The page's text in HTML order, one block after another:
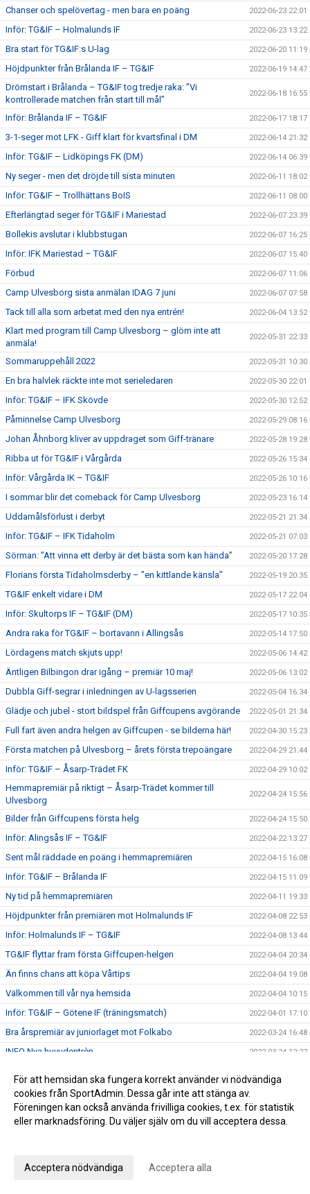
Chanser och spelövertag - men bara en poäng 2022-06-23 22:01
Inför: TG&IF – Holmalunds IF 2022-06-23 13:22
Bra start för TG&IF:s U-lag 2022-06-20 11:19
Höjdpunkter från Brålanda IF – TG&IF 2022-06-19 14:47
Drömstart i Brålanda – TG&IF tog tredje raka: ”Vi
kontrollerade matchen från start till mål”
2022-06-18 16:55
Inför: Brålanda IF – TG&IF 2022-06-17 18:17
3-1-seger mot LFK - Giff klart för kvartsfinal i DM 2022-06-14 21:32
Inför: TG&IF – Lidköpings FK (DM) 2022-06-14 06:39
Ny seger - men det dröjde till sista minuten 2022-06-11 18:02
Inför: TG&IF – Trollhättans BoIS 2022-06-11 08:00
Efterlängtad seger för TG&IF i Mariestad 2022-06-07 23:39
Bollekis avslutar i klubbstugan 2022-06-07 16:25
Inför: IFK Mariestad – TG&IF 2022-06-07 15:40
Förbud 2022-06-07 11:06
Camp Ulvesborg sista anmälan IDAG 7 juni 2022-06-07 07:58
Tack till alla som arbetat med den nya entrén! 2022-06-04 13:52
Klart med program till Camp Ulvesborg – glöm inte att
anmäla!
2022-05-31 22:33
Sommaruppehåll 2022 2022-05-31 10:30
En bra halvlek räckte inte mot serieledaren 2022-05-30 22:01
Inför: TG&IF – IFK Skövde 2022-05-30 12:52
Påminnelse Camp Ulvesborg 2022-05-29 08:16
Johan Åhnborg kliver av uppdraget som Giff-tränare 2022-05-28 19:28
Ribba ut för TG&IF i Vårgårda 2022-05-26 15:34
Inför: Vårgårda IK – TG&IF 2022-05-26 10:16
I sommar blir det comeback för Camp Ulvesborg 2022-05-23 16:14
Uddamålsförlust i derbyt 2022-05-21 21:34
Inför: TG&IF – IFK Tidaholm 2022-05-21 07:03
Sörman: ”Att vinna ett derby är det bästa som kan hända” 2022-05-20 17:28
Florians första Tidaholmsderby – ”en kittlande känsla” 2022-05-19 20:35
TG&IF enkelt vidare i DM 2022-05-17 22:04
Inför: Skultorps IF – TG&IF (DM) 2022-05-17 10:35
Andra raka för TG&IF – bortavann i Allingsås 2022-05-14 17:50
Lördagens match skjuts upp! 2022-05-06 14:42
Äntligen Bilbingon drar igång – premiär 10 maj! 2022-05-06 13:02
Dubbla Giff-segrar i inledningen av U-lagsserien 2022-05-04 16:34
Glädje och jubel - stort bildspel från Giffcupens avgörande 2022-05-01 21:34
Full fart även andra helgen av Giffcupen - se bilderna här! 2022-04-30 15:23
Första matchen på Ulvesborg – årets första trepoängare 2022-04-29 21:44
Inför: TG&IF – Åsarp-Trädet FK 2022-04-29 10:02
Hemmapremiär på riktigt – Åsarp-Trädet kommer till
Ulvesborg
2022-04-24 15:56
Bilder från Giffcupens första helg 2022-04-24 15:50
Inför: Alingsås IF – TG&IF 2022-04-22 13:27
Sent mål räddade en poäng i hemmapremiären 2022-04-15 16:08
Inför: TG&IF – Brålanda IF 2022-04-15 11:09
Ny tid på hemmapremiären 2022-04-11 19:33
Höjdpunkter från premiären mot Holmalunds IF 2022-04-08 22:53
Inför: Holmalunds IF – TG&IF 2022-04-08 13:44
TG&IF flyttar fram första Giffcupen-helgen 2022-04-04 20:34
Än finns chans att köpa Vårtips 2022-04-04 19:08
Välkommen till vår nya hemsida 2022-04-04 10:15
Inför: TG&IF – Götene IF (träningsmatch) 2022-04-01 17:10
Bra årspremiär av juniorlaget mot Folkabo 2022-03-24 16:48
INFO Nya huvudentrèn 2022-03-24 12:27
Inför: Husqvarna FF – TG&IF
Inför: TG&IF – IK Gauthiod (träningsmatch) 2022-03-05 07:33
Inför: TG&IF – Vänersborgs FK (träningsmatch)
För att hemsidan ska fungera korrekt använder vi nödvändiga
cookies från SportAdmin. Dessa går inte att stänga av.
Föreningen kan också använda frivilliga cookies, t.ex. för statistik
eller marknadsföring. Du väljer själv om du vill acceptera dessa.
Acceptera nödvändiga Acceptera alla